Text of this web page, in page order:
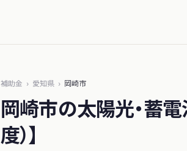
補助金 › 愛知県 › 岡崎市
岡崎市の太陽光・蓄電
度）】